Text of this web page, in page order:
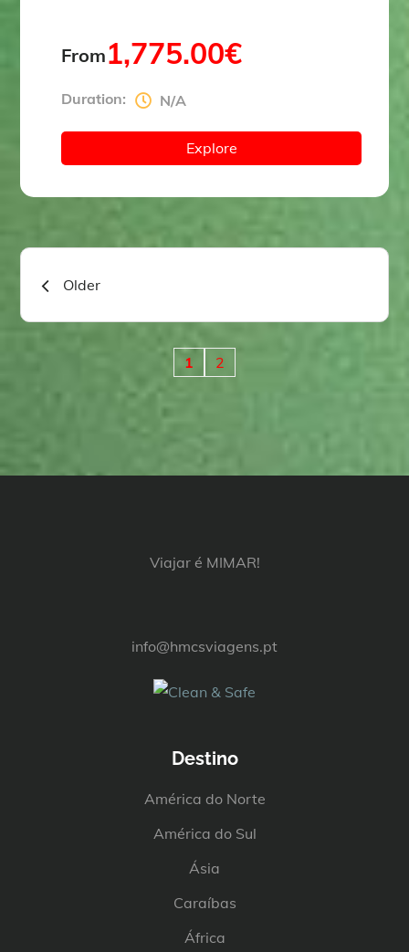
From1,775.00€
Duration: N/A
Explore
Navegação
de
Older
1 2
Viajar é MIMAR!
info@hmcsviagens.pt
Destino
América do Norte
América do Sul
Ásia
Caraíbas
África